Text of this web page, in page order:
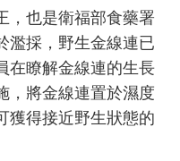
，也是衛福部食藥署
濫採，野生金線連已
在瞭解金線連的生長
，將金線連置於濕度
獲得接近野生狀態的